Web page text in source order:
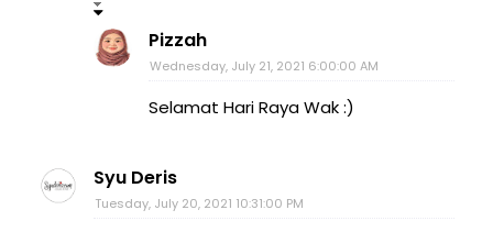
Pizzah
Wednesday, July 21, 2021 6:00:00 AM
Selamat Hari Raya Wak :)
Syu Deris
Tuesday, July 20, 2021 10:31:00 PM